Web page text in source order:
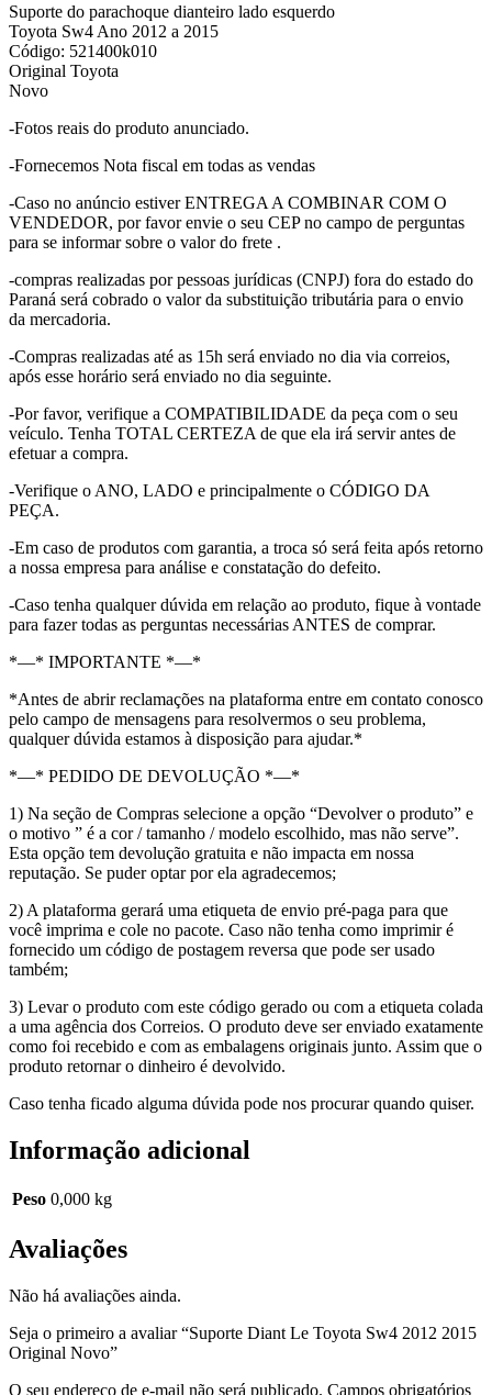
Suporte do parachoque dianteiro lado esquerdo
Toyota Sw4 Ano 2012 a 2015
Código: 521400k010
Original Toyota
Novo
-Fotos reais do produto anunciado.
-Fornecemos Nota fiscal em todas as vendas
-Caso no anúncio estiver ENTREGA A COMBINAR COM O
VENDEDOR, por favor envie o seu CEP no campo de perguntas
para se informar sobre o valor do frete .
-compras realizadas por pessoas jurídicas (CNPJ) fora do estado do
Paraná será cobrado o valor da substituição tributária para o envio
da mercadoria.
-Compras realizadas até as 15h será enviado no dia via correios,
após esse horário será enviado no dia seguinte.
-Por favor, verifique a COMPATIBILIDADE da peça com o seu
veículo. Tenha TOTAL CERTEZA de que ela irá servir antes de
efetuar a compra.
-Verifique o ANO, LADO e principalmente o CÓDIGO DA
PEÇA.
-Em caso de produtos com garantia, a troca só será feita após retorno
a nossa empresa para análise e constatação do defeito.
-Caso tenha qualquer dúvida em relação ao produto, fique à vontade
para fazer todas as perguntas necessárias ANTES de comprar.
*—* IMPORTANTE *—*
*Antes de abrir reclamações na plataforma entre em contato conosco
pelo campo de mensagens para resolvermos o seu problema,
qualquer dúvida estamos à disposição para ajudar.*
*—* PEDIDO DE DEVOLUÇÃO *—*
1) Na seção de Compras selecione a opção “Devolver o produto” e
o motivo ” é a cor / tamanho / modelo escolhido, mas não serve”.
Esta opção tem devolução gratuita e não impacta em nossa
reputação. Se puder optar por ela agradecemos;
2) A plataforma gerará uma etiqueta de envio pré-paga para que
você imprima e cole no pacote. Caso não tenha como imprimir é
fornecido um código de postagem reversa que pode ser usado
também;
3) Levar o produto com este código gerado ou com a etiqueta colada
a uma agência dos Correios. O produto deve ser enviado exatamente
como foi recebido e com as embalagens originais junto. Assim que o
produto retornar o dinheiro é devolvido.
Caso tenha ficado alguma dúvida pode nos procurar quando quiser.
Informação adicional
Peso 0,000 kg
Avaliações
Não há avaliações ainda.
Seja o primeiro a avaliar “Suporte Diant Le Toyota Sw4 2012 2015
Original Novo”
O seu endereço de e-mail não será publicado. Campos obrigatórios